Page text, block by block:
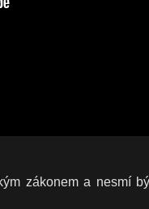
zákonem a nesmí